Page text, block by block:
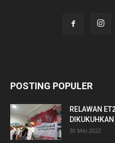
POSTING POPULER
RELAWAN
DIKUKUHKAN
30 Mei 2022